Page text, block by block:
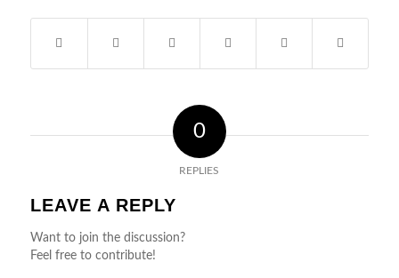
0
REPLIES
LEAVE A REPLY
Want to join the discussion?
Feel free to contribute!